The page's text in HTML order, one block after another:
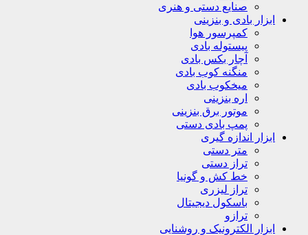
صنایع دستی و هنری
ابزار بادی و بنزینی
کمپرسور هوا
پیستوله بادی
آچار بکس بادی
منگنه کوب بادی
میخکوب بادی
اره بنزینی
موتور برق بنزینی
پمپ بادی دستی
ابزار اندازه گیری
متر دستی
تراز دستی
خط کش و گونیا
تراز لیزری
باسکول دیجیتال
ترازو
ابزار الکترونیک و روشنایی